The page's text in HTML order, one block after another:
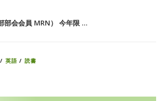
部会会員 MRN） 今年限 …
/ 英語 / 読書